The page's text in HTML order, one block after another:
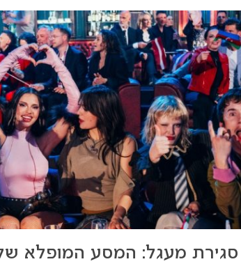
סגירת מעגל: המסע המופלא של